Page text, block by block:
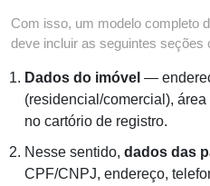
Com isso, um modelo completo
deve incluir as seguintes seções
Dados do imóvel —
(residencial/comercial),
no cartório de registro.
Nesse sentido, dados das
CPF/CNPJ, endereço,